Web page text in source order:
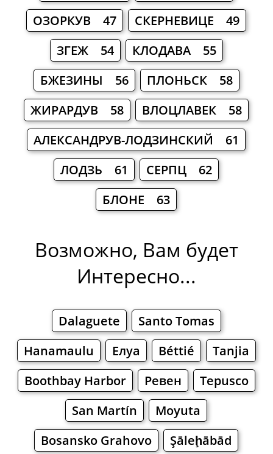
ОЗОРКУВ 47
СКЕРНЕВИЦЕ 49
ЗГЕЖ 54
КЛОДАВА 55
БЖЕЗИНЫ 56
ПЛОНЬСК 58
ЖИРАРДУВ 58
ВЛОЦЛАВЕК 58
АЛЕКСАНДРУВ-ЛОДЗИНСКИЙ 61
ЛОДЗЬ 61
СЕРПЦ 62
БЛОНЕ 63
Возможно, Вам будет
Интересно...
Dalaguete
Santo Tomas
Hanamaulu
Елуа Béttié
Tanjia
Boothbay Harbor
Ревен
Tepusco
San Martín
Moyuta
Bosansko Grahovo
Şāleḩābād